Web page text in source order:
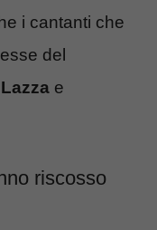
i cantanti che
del
Lazza e
riscosso